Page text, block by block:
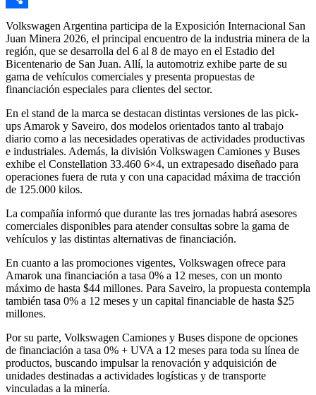
Compartir
Volkswagen Argentina participa de la Exposición Internacional San
Juan Minera 2026, el principal encuentro de la industria minera de la
región, que se desarrolla del 6 al 8 de mayo en el Estadio del
Bicentenario de San Juan. Allí, la automotriz exhibe parte de su
gama de vehículos comerciales y presenta propuestas de
financiación especiales para clientes del sector.
En el stand de la marca se destacan distintas versiones de las pick-
ups Amarok y Saveiro, dos modelos orientados tanto al trabajo
diario como a las necesidades operativas de actividades productivas
e industriales. Además, la división Volkswagen Camiones y Buses
exhibe el Constellation 33.460 6×4, un extrapesado diseñado para
operaciones fuera de ruta y con una capacidad máxima de tracción
de 125.000 kilos.
La compañía informó que durante las tres jornadas habrá asesores
comerciales disponibles para atender consultas sobre la gama de
vehículos y las distintas alternativas de financiación.
En cuanto a las promociones vigentes, Volkswagen ofrece para
Amarok una financiación a tasa 0% a 12 meses, con un monto
máximo de hasta $44 millones. Para Saveiro, la propuesta contempla
también tasa 0% a 12 meses y un capital financiable de hasta $25
millones.
Por su parte, Volkswagen Camiones y Buses dispone de opciones
de financiación a tasa 0% + UVA a 12 meses para toda su línea de
productos, buscando impulsar la renovación y adquisición de
unidades destinadas a actividades logísticas y de transporte
vinculadas a la minería.